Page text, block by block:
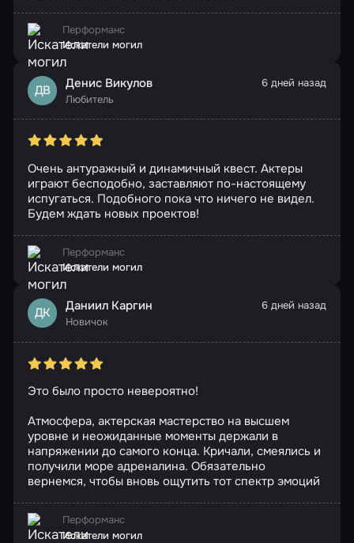
Перформанс
Искатели могил
ДВ Денис Викулов
Любитель
6 дней назад
Очень антуражный и динамичный квест. Актеры
играют бесподобно, заставляют по-настоящему
испугаться. Подобного пока что ничего не видел.
Будем ждать новых проектов!
Перформанс
Искатели могил
ДК Даниил Каргин
Новичок
6 дней назад
Это было просто невероятно!
Атмосфера, актерская мастерство на высшем
уровне и неожиданные моменты держали в
напряжении до самого конца. Кричали, смеялись и
получили море адреналина. Обязательно
вернемся, чтобы вновь ощутить тот спектр эмоций
Перформанс
Искатели могил